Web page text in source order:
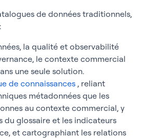
de données traditionnels,
la qualité et observabilité
le contexte commercial
une seule solution.
de connaissances , reliant
métadonnées que les
au contexte commercial, y
du glossaire et les indicateurs
et cartographiant les relations